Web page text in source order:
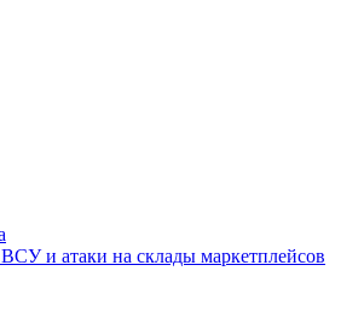
и атаки на склады маркетплейсов